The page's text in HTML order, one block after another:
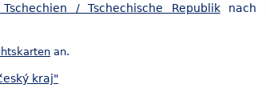
/ Tschechische Republiknach
an.
kraj"